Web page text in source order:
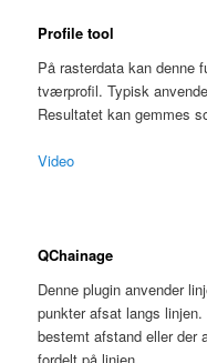
Profile tool
På rasterdata kan denne
tværprofil. Typisk
Resultatet kan gemmes
Video
QChainage
Denne plugin anvender
punkter afsat langs
bestemt afstand eller